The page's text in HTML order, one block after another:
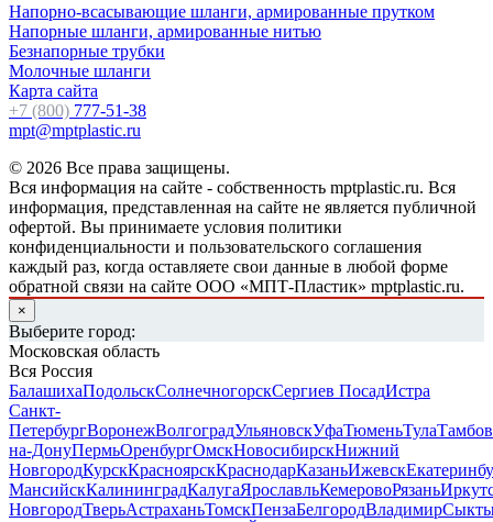
Напорно-всасывающие шланги, армированные прутком
Напорные шланги, армированные нитью
Безнапорные трубки
Молочные шланги
Карта сайта
+7 (800) 777-51-38
mpt@mptplastic.ru
© 2026 Все права защищены.
Вся информация на сайте - собственность mptplastic.ru. Вся
информация, представленная на сайте не является публичной
офертой. Вы принимаете условия политики
конфиденциальности и пользовательского соглашения
каждый раз, когда оставляете свои данные в любой форме
обратной связи на сайте ООО «МПТ-Пластик» mptplastic.ru.
×
Выберите город:
Московская область
Вся Россия
БалашихаПодольскСолнечногорскСергиев ПосадИстра
Санкт-
ПетербургВоронежВолгоградУльяновскУфаТюменьТулаТамбов
на-ДонуПермьОренбургОмскНовосибирскНижний
НовгородКурскКрасноярскКраснодарКазаньИжевск
МансийскКалининградКалугаЯрославльКемеровоРязань
НовгородТверьАстраханьТомскПензаБелгородВладимир